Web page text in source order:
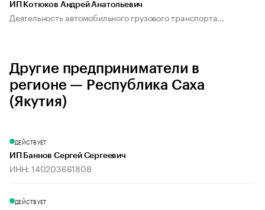
ИП Котюков Андрей Анатольевич
Деятельность автомобильного грузового транспорта...
Другие предприниматели в
регионе — Республика Саха
(Якутия)
ДЕЙСТВУЕТ
ИП Баннов Сергей Сергеевич
ИНН: 140203661808
ДЕЙСТВУЕТ